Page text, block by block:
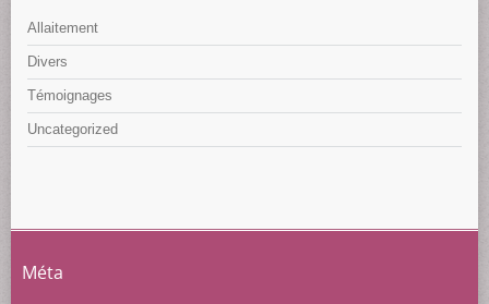
Allaitement
Divers
Témoignages
Uncategorized
Méta